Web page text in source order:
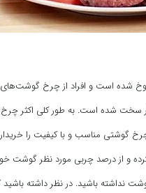
شده است و افراد از چرخ گوشت‌های
سخت شده است. به طور کلی اکثر
و از درصد چربی مورد نظر گوشت
نداشته باشید. در نظر داشته